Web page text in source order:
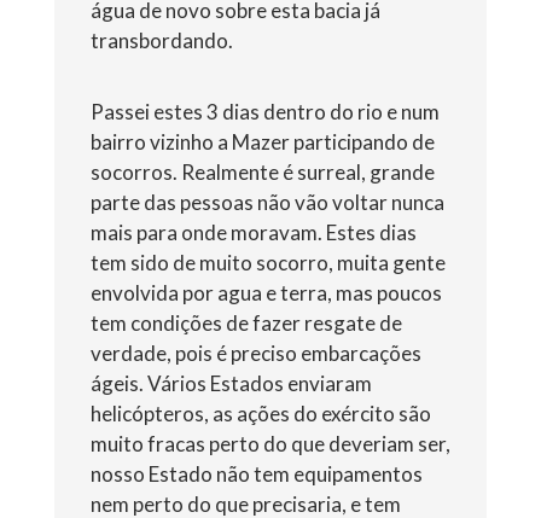
água de novo sobre esta bacia já
transbordando.
Passei estes 3 dias dentro do rio e num
bairro vizinho a Mazer participando de
socorros. Realmente é surreal, grande
parte das pessoas não vão voltar nunca
mais para onde moravam. Estes dias
tem sido de muito socorro, muita gente
envolvida por agua e terra, mas poucos
tem condições de fazer resgate de
verdade, pois é preciso embarcações
ágeis. Vários Estados enviaram
helicópteros, as ações do exército são
muito fracas perto do que deveriam ser,
nosso Estado não tem equipamentos
nem perto do que precisaria, e tem